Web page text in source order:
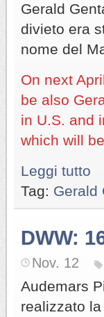
Gerald
divieto era
nome del
On next
be also
in U.S. and
which will
Leggi tutto
Tag: Gerald
DWW:
Nov. 12
Audemars
realizzato la